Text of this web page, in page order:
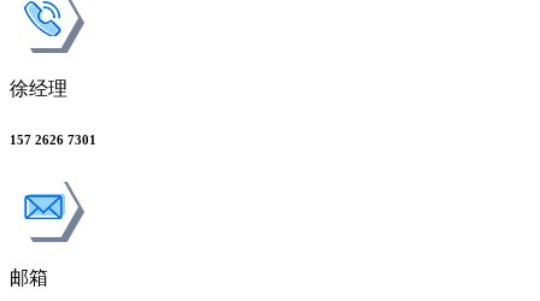
徐经理
157 2626 7301
邮箱